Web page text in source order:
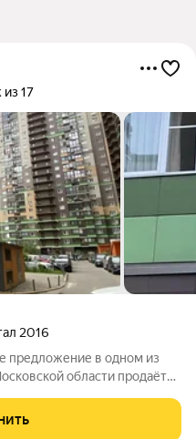
из 17
2016
предложение в одном из
области продаётся
Новотушинская.